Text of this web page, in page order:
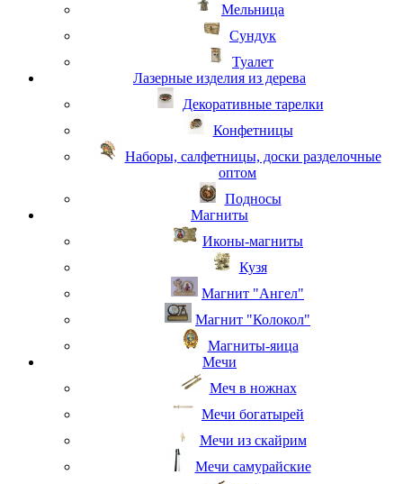
Мельница
Сундук
Туалет
Лазерные изделия из дерева
Декоративные тарелки
Конфетницы
Наборы, салфетницы, доски разделочные
оптом
Подносы
Магниты
Иконы-магниты
Кузя
Магнит "Ангел"
Магнит "Колокол"
Магниты-яица
Мечи
Меч в ножнах
Мечи богатырей
Мечи из скайрим
Мечи самурайские